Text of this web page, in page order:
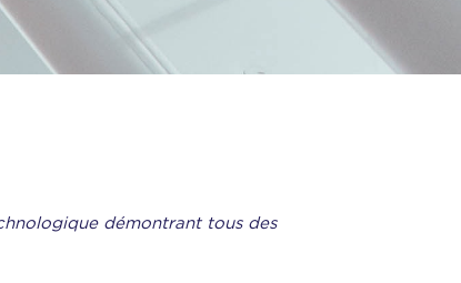
démontrant tous des